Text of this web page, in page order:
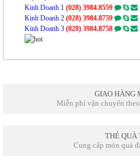
Kinh Doanh 1 (028) 3984.8559
Kinh Doanh 2 (028) 3984.8759
Kinh Doanh 3 (028) 3984.8758
GIAO HÀNG
Miễn phí vận chuyển
THẺ QUÀ
Cung cấp món quà